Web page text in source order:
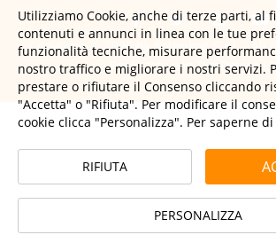
Copyright © 2020 by Soterikon S.r.l. - All
Realizzato conDynDevice
Utilizziamo Cookie, anche di terze parti, al
contenuti e annunci in linea con le tue
funzionalità tecniche, misurare
nostro traffico e migliorare i nostri servizi.
prestare o rifiutare il Consenso cliccando
"Accetta" o "Rifiuta". Per modificare il
cookie clicca "Personalizza". Per saperne
PERSONALIZZA
RIFIUTA